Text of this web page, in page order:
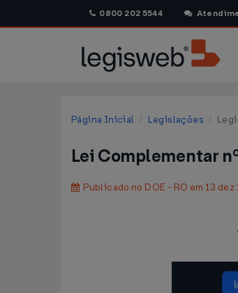
0800 202 5544
Página Inicial Legislações
Lei Complementar
Publicado no DOE - RO em 13 dez